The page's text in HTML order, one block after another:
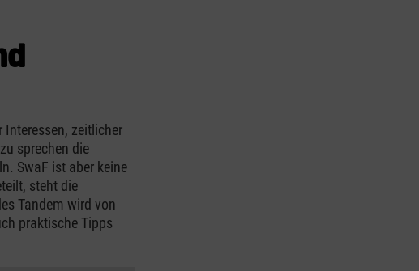
zeitlicher
sprechen die
SwaF ist aber keine
steht die
Tandem wird von
praktische Tipps